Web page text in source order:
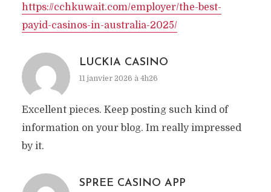
https://cchkuwait.com/employer/the-best-
payid-casinos-in-australia-2025/
LUCKIA CASINO
11 janvier 2026 à 4h26
Excellent pieces. Keep posting such kind of
information on your blog. Im really impressed
by it.
SPREE CASINO APP